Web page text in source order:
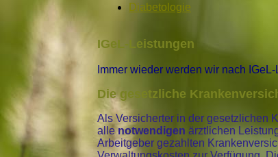
Diabetologie
IGeL-Leistungen
Immer wieder werden wir nach
Die gesetzliche
Als Versicherter in der gesetzlichen
allenotwendigen ärztlichen
Arbeitgeber gezahlten